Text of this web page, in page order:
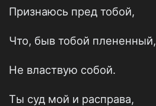
Признаюсь пред тобой,
Что, быв тобой плененный,
Не властвую собой.
Ты суд мой и расправа,